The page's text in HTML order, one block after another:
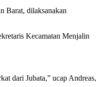
Barat, dilaksanakan
Kecamatan Menjalin
dari Jubata,” ucap Andreas,